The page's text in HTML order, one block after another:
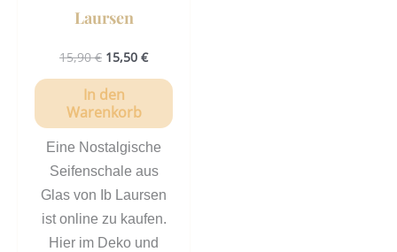
Laursen
15,90€ 15,50 €
In den
Warenkorb
Eine Nostalgische
Seifenschale aus
Glas von Ib Laursen
ist online zu kaufen.
Hier im Deko und